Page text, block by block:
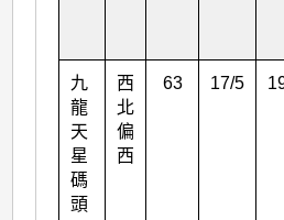
九
龍
天
星
碼
頭
西
北
偏
西
63 17/5